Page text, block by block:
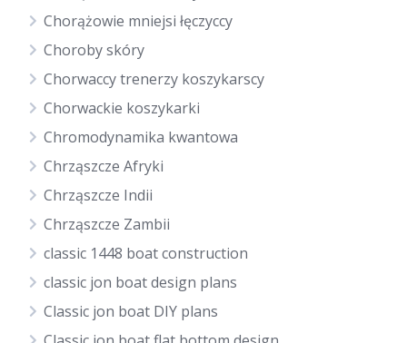
Chorążowie mniejsi łęczyccy
Choroby skóry
Chorwaccy trenerzy koszykarscy
Chorwackie koszykarki
Chromodynamika kwantowa
Chrząszcze Afryki
Chrząszcze Indii
Chrząszcze Zambii
classic 1448 boat construction
classic jon boat design plans
Classic jon boat DIY plans